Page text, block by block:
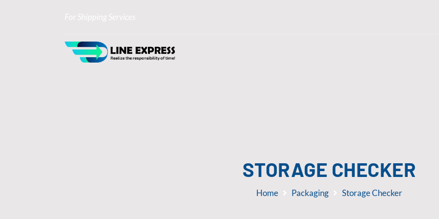
For Shipping Services
STORAGE CHECKER
Home Packaging Storage Checker